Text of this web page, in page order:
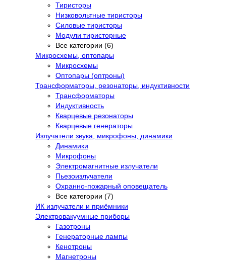
Тиристоры
Низковольтные тиристоры
Силовые тиристоры
Модули тиристорные
Все категории (6)
Микросхемы, оптопары
Микросхемы
Оптопары (оптроны)
Трансформаторы, резонаторы, индуктивности
Трансформаторы
Индуктивность
Кварцевые резонаторы
Кварцевые генераторы
Излучатели звука, микрофоны, динамики
Динамики
Микрофоны
Электромагнитные излучатели
Пьезоизлучатели
Охранно-пожарный оповещатель
Все категории (7)
ИК излучатели и приёмники
Электровакуумные приборы
Газотроны
Генераторные лампы
Кенотроны
Магнетроны